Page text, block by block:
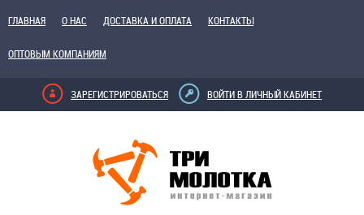
ГЛАВНАЯ О НАС ДОСТАВКА И ОПЛАТА КОНТАКТЫ
ОПТОВЫМ КОМПАНИЯМ
ЗАРЕГИСТРИРОВАТЬСЯ ВОЙТИ В ЛИЧНЫЙ КАБИНЕТ